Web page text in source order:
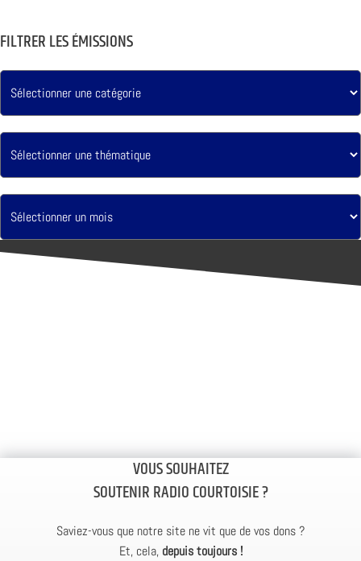
FILTRER LES ÉMISSIONS
VOUS SOUHAITEZ
SOUTENIR RADIO COURTOISIE ?
Saviez-vous que notre site ne vit que de vos dons ?
Et, cela, depuis toujours !